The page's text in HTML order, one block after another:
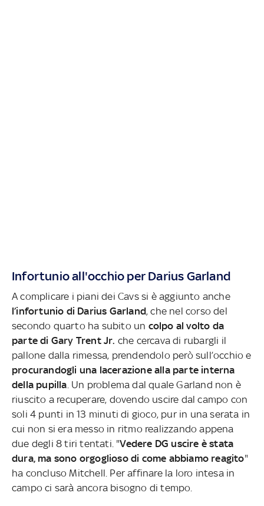
Infortunio all'occhio per Darius Garland
A complicare i piani dei Cavs si è aggiunto anche
l’infortunio di Darius Garland, che nel corso del
secondo quarto ha subito un colpo al volto da
parte di Gary Trent Jr. che cercava di rubargli il
pallone dalla rimessa, prendendolo però sull’occhio e
procurandogli una lacerazione alla parte interna
della pupilla . Un problema dal quale Garland non è
riuscito a recuperare, dovendo uscire dal campo con
soli 4 punti in 13 minuti di gioco, pur in una serata in
cui non si era messo in ritmo realizzando appena
due degli 8 tiri tentati. "Vedere DG uscire è stata
dura, ma sono orgoglioso di come abbiamo reagito"
ha concluso Mitchell. Per affinare la loro intesa in
campo ci sarà ancora bisogno di tempo.